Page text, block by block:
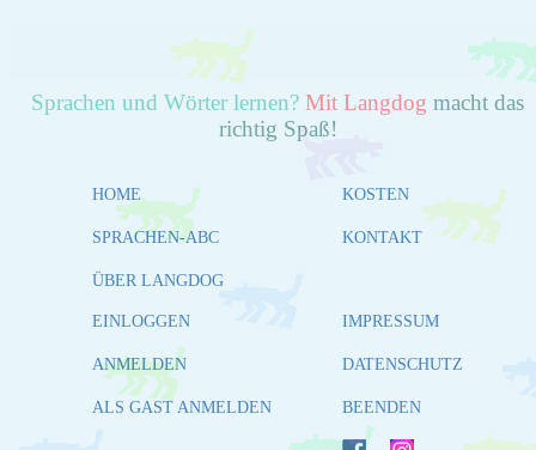
Sprachen und Wörter lernen? Mit Langdog macht das
richtig Spaß!
HOME
SPRACHEN-ABC
ÜBER LANGDOG
KOSTEN
KONTAKT
EINLOGGEN
ANMELDEN
ALS GAST ANMELDEN
IMPRESSUM
DATENSCHUTZ
BEENDEN